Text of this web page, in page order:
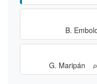
B.
G. Maripán